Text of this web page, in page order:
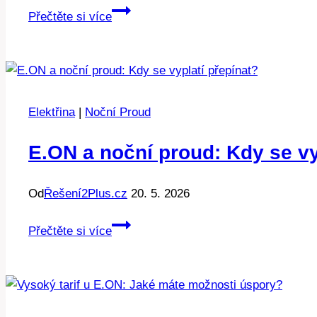
Přečtěte si více
Elektrokotel
Kolik
potřebujete
Elektřina | Noční Proud
E.ON a noční proud: Kdy se
OdŘešení2Plus.cz 20. 5. 2026
Přečtěte si více
E.ON
proud: